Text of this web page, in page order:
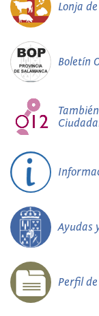
Lonja
Boletín
Ayudas
Perfil